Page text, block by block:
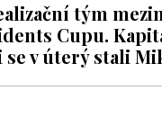
tým
Cupu.
v úterý stali